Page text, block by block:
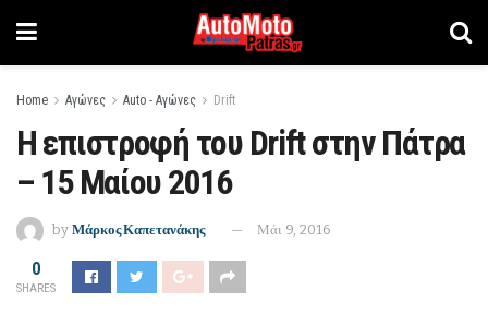
Home Αγώνες Auto - Αγώνες Drift
H επιστροφή του Drift στην Πάτρα
– 15 Μαίου 2016
by Μάρκος Καπετανάκης Μάι 9, 2016
0
SHARES